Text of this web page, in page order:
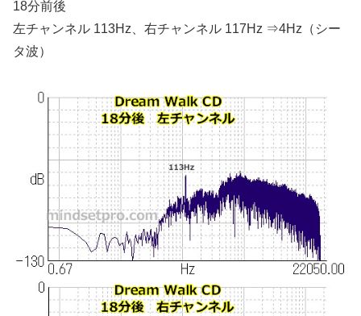
18分前後
左チャンネル 113Hz、右チャンネル 117Hz ⇒4Hz（シー
タ波）